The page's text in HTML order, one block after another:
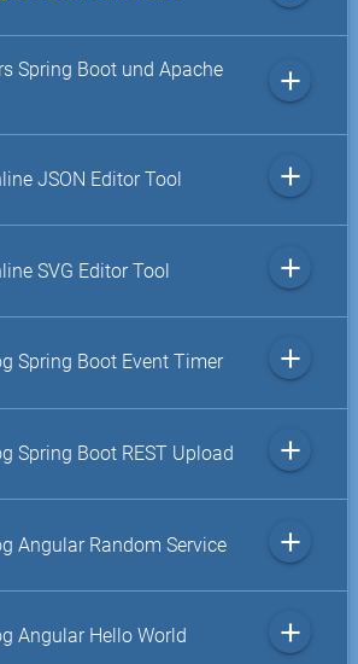
Spring Boot und Apache
add
JSON Editor Tool add
SVG Editor Tool add
Spring Boot Event Timer add
Spring Boot REST Upload add
Angular Random Service add
Angular Hello World add